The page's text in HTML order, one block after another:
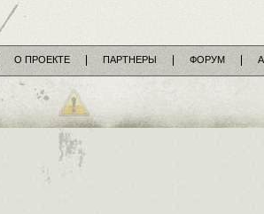
О ПРОЕКТЕ ПАРТНЕРЫ ФОРУМ